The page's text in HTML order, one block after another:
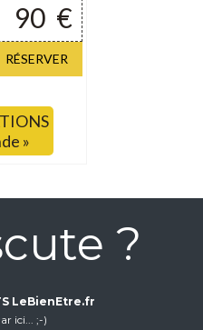
90 €
RÉSERVER
»
?
LeBienEtre.fr
ici... ;-)